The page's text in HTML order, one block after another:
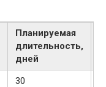
Планируемая
длительность,
дней
30